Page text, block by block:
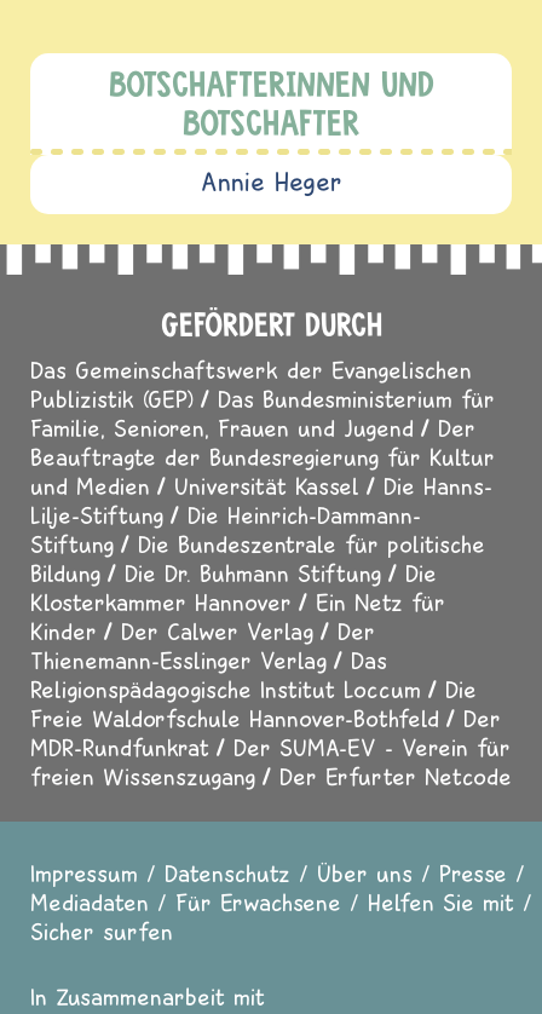
BOTSCHAFTERINNEN UND
BOTSCHAFTER
Annie Heger
GEFÖRDERT DURCH
Das Gemeinschaftswerk der Evangelischen
Publizistik (GEP)
Das Bundesministerium für
Familie, Senioren, Frauen und Jugend
Der
Beauftragte der Bundesregierung für Kultur
und Medien
Universität Kassel
Die Hanns-
Lilje-Stiftung
Die Heinrich-Dammann-
Stiftung
Die Bundeszentrale für politische
Bildung
Die Dr. Buhmann Stiftung
Die
Klosterkammer Hannover
Ein Netz für
Kinder
Der Calwer Verlag
Der
Thienemann-Esslinger Verlag
Das
Religionspädagogische Institut Loccum
Die
Freie Waldorfschule Hannover-Bothfeld
Der
MDR-Rundfunkrat
Der SUMA-EV - Verein für
freien Wissenszugang
Der Erfurter Netcode
Fußzeile
Impressum Datenschutz Über uns
Presse
Mediadaten
Für Erwachsene
Helfen Sie mit
Sicher surfen
In Zusammenarbeit mit